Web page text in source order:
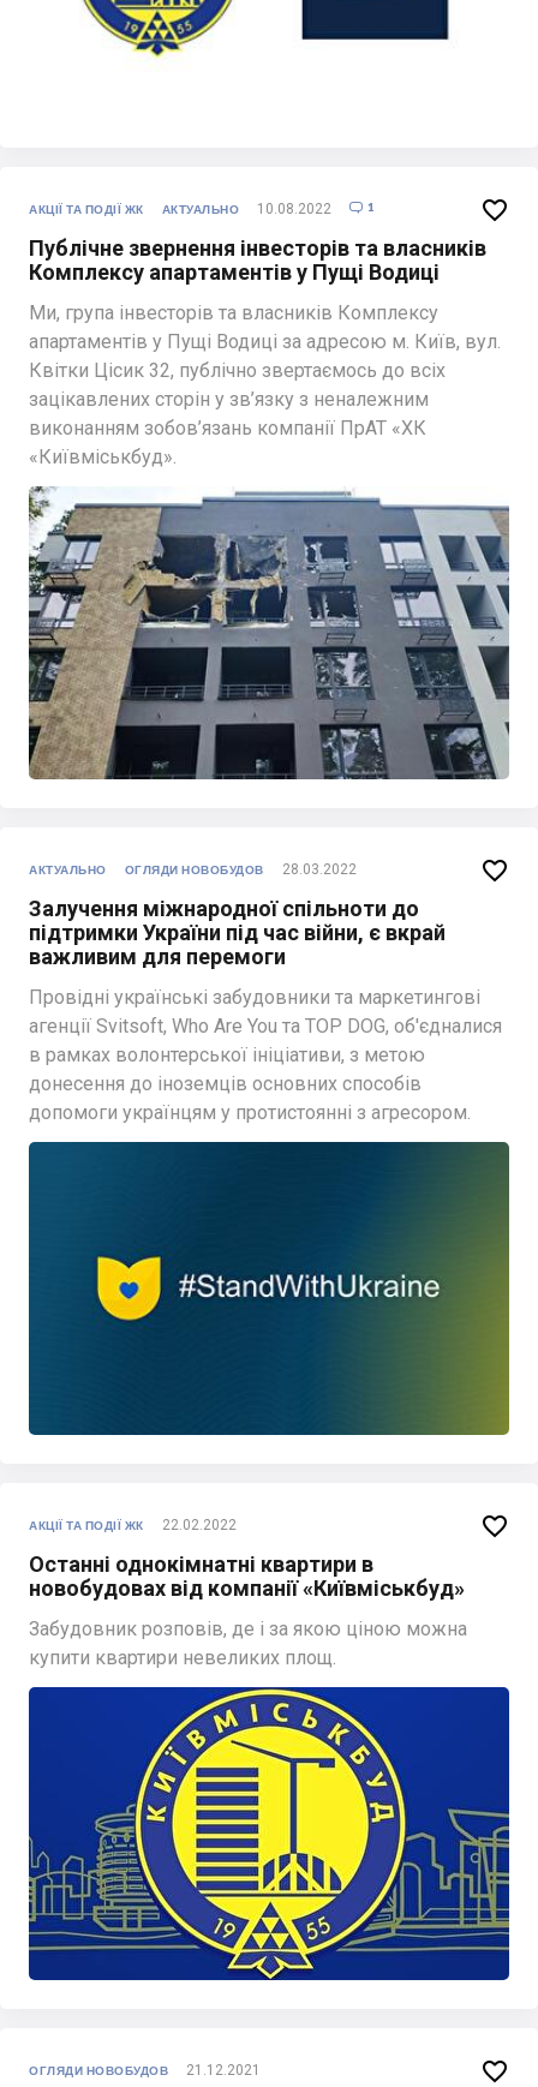
АКЦІЇ ТА ПОДІЇ ЖК АКТУАЛЬНО 10.08.2022  1
Публічне звернення інвесторів та власників
Комплексу апартаментів у Пущі Водиці
Ми, група інвесторів та власників Комплексу
апартаментів у Пущі Водиці за адресою м. Київ, вул.
Квітки Цісик 32, публічно звертаємось до всіх
зацікавлених сторін у зв’язку з неналежним
виконанням зобов’язань компанії ПрАТ «ХК
«Київміськбуд».

АКТУАЛЬНО ОГЛЯДИ НОВОБУДОВ 28.03.2022
Залучення міжнародної спільноти до
підтримки України під час війни, є вкрай
важливим для перемоги
Провідні українські забудовники та маркетингові
агенції Svitsoft, Who Are You та TOP DOG, об'єдналися
в рамках волонтерської ініціативи, з метою
донесення до іноземців основних способів
допомоги українцям у протистоянні з агресором.

АКЦІЇ ТА ПОДІЇ ЖК 22.02.2022
Останні однокімнатні квартири в
новобудовах від компанії «Київміськбуд»
Забудовник розповів, де і за якою ціною можна
купити квартири невеликих площ.

ОГЛЯДИ НОВОБУДОВ 21.12.2021 